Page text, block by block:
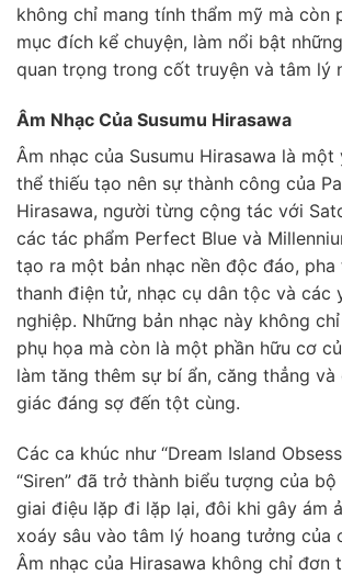
không chỉ mang tính thẩm mỹ mà còn
mục đích kể chuyện, làm nổi bật
quan trọng trong cốt truyện và tâm lý
Âm Nhạc Của Susumu Hirasawa
Âm nhạc của Susumu Hirasawa là
thể thiếu tạo nên sự thành công của
Hirasawa, người từng cộng tác với
các tác phẩm Perfect Blue và
tạo ra một bản nhạc nền độc đáo, pha
thanh điện tử, nhạc cụ dân tộc và các
nghiệp. Những bản nhạc này không
phụ họa mà còn là một phần hữu cơ
làm tăng thêm sự bí ẩn, căng thẳng
giác đáng sợ đến tột cùng.
Các ca khúc như “Dream Island
“Siren” đã trở thành biểu tượng của
giai điệu lặp đi lặp lại, đôi khi gây ám
xoáy sâu vào tâm lý hoang tưởng của
Âm nhạc của Hirasawa không chỉ đơn